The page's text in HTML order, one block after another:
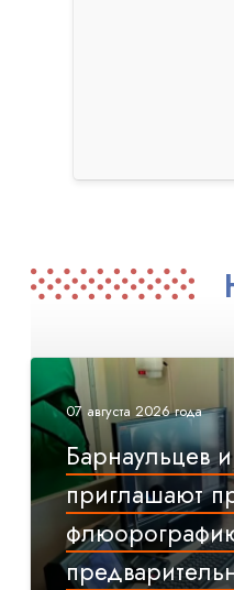
07 августа 2026 года
Барнаульцев
приглашают